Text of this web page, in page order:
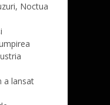
Noctua
a lansat